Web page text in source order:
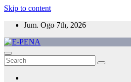
Skip to content
Jum. Ogo 7th, 2026
E-PENA
Berita Digital Terkini